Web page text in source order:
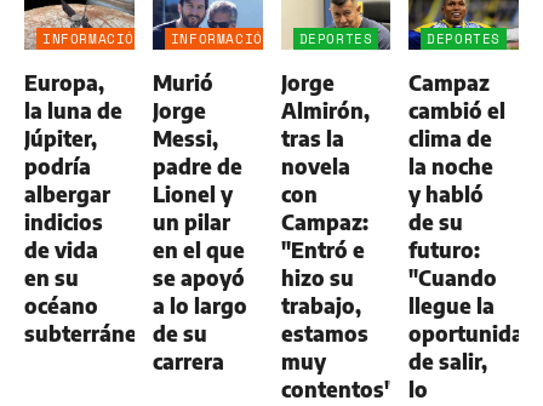
INFORMACIÓN
Europa,
la luna de
Júpiter,
podría
albergar
indicios
de vida
en su
océano
subterráneo
INFORMACIÓN
Murió
Jorge
Messi,
padre de
Lionel y
un pilar
en el que
se apoyó
a lo largo
de su
carrera
DEPORTES
Jorge
Almirón,
tras la
novela
con
Campaz:
"Entró e
hizo su
trabajo,
estamos
muy
contentos"
DEPORTES
Campaz
cambió el
clima de
la noche
y habló
de su
futuro:
"Cuando
llegue la
oportunidad
de salir,
lo